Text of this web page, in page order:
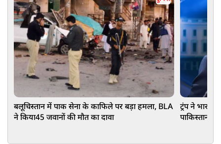
बलूचिस्तान में पाक सेना के काफिले पर बड़ा हमला, BLA
ने किया45 जवानों की मौत का दावा
ट्रंप ने भारत
पाकिस्तान-